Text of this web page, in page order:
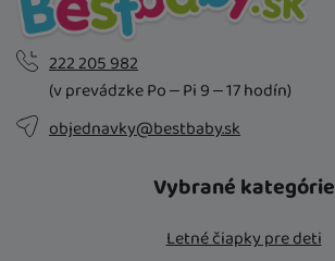
222 205 982
(v prevádzke Po – Pi 9 – 17 hodín)
objednavky@bestbaby.sk
Vybrané kategórie
Letné čiapky pre deti